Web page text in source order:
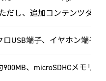
ただし、追加コンテンツダウ
ロUSB端子、イヤホン端子
900MB、microSDHCメモリ